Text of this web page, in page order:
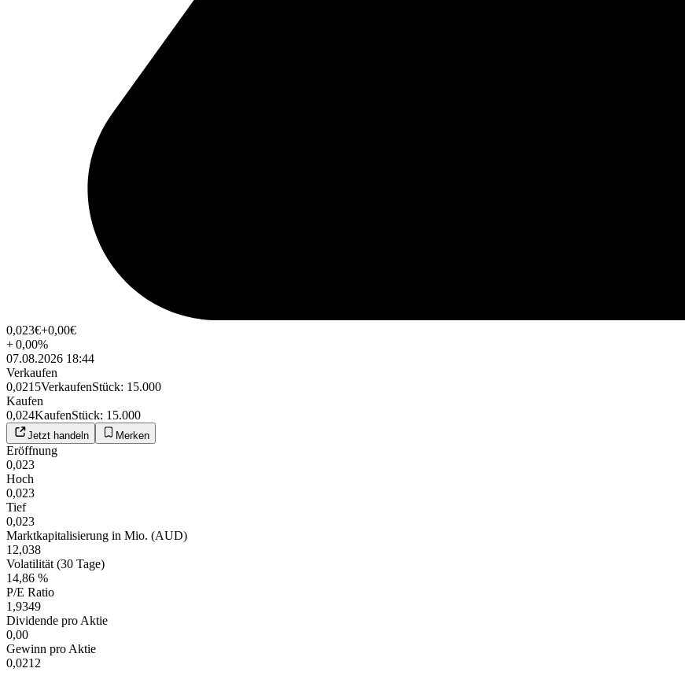
0,023€+0,00€
+0,00%
07.08.2026 18:44
Verkaufen
0,0215VerkaufenStück: 15.000
Kaufen
0,024KaufenStück: 15.000
Jetzt handeln Merken
Eröffnung
0,023
Hoch
0,023
Tief
0,023
Marktkapitalisierung in Mio. (AUD)
12,038
Volatilität (30 Tage)
14,86 %
P/E Ratio
1,9349
Dividende pro Aktie
0,00
Gewinn pro Aktie
0,0212